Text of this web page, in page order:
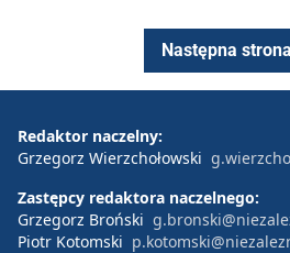
Następna strona
Redaktor naczelny:
Grzegorz Wierzchołowski
Zastępcy redaktora naczelnego:
Grzegorz Broński
Piotr Kotomski